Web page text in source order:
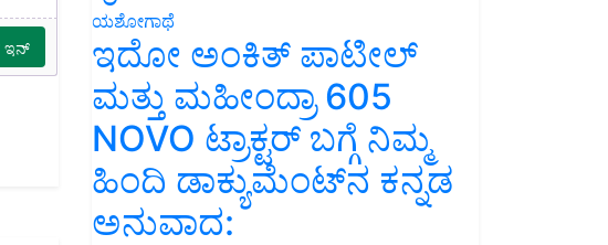
ಯಶೋಗಾಥೆ
ಇದೋ ಅಂಕಿತ್ ಪಾಟೀಲ್
ಮತ್ತು ಮಹೀಂದ್ರಾ 605
NOVO ಟ್ರಾಕ್ಟರ್ ಬಗ್ಗೆ ನಿಮ್ಮ
ಹಿಂದಿ ಡಾಕ್ಯುಮೆಂಟ್‌ನ ಕನ್ನಡ
ಅನುವಾದ: